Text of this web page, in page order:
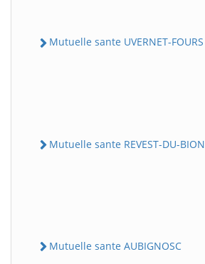
Mutuelle sante UVERNET-FOURS
Mutuelle sante REVEST-DU-BION
Mutuelle sante AUBIGNOSC